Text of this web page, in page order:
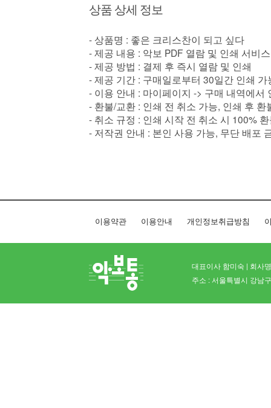
상품 상세 정보
- 상품명 : 좋은 크리스찬이 되고 싶다
- 제공 내용 : 악보 PDF 열람 및 인쇄 서비스
- 제공 방법 : 결제 후 즉시 열람 및 인쇄
- 제공 기간 : 구매일로부터 30일간 인쇄
- 이용 안내 : 마이페이지 -> 구매 내역에서
- 환불/교환 : 인쇄 전 취소 가능, 인쇄 후 환
- 취소 규정 : 인쇄 시작 전 취소 시 100%
- 저작권 안내 : 본인 사용 가능, 무단 배포
이용약관 이용안내 개인정보취급방침
대표이사 함미숙 | 회사
주소 : 서울특별시 강남